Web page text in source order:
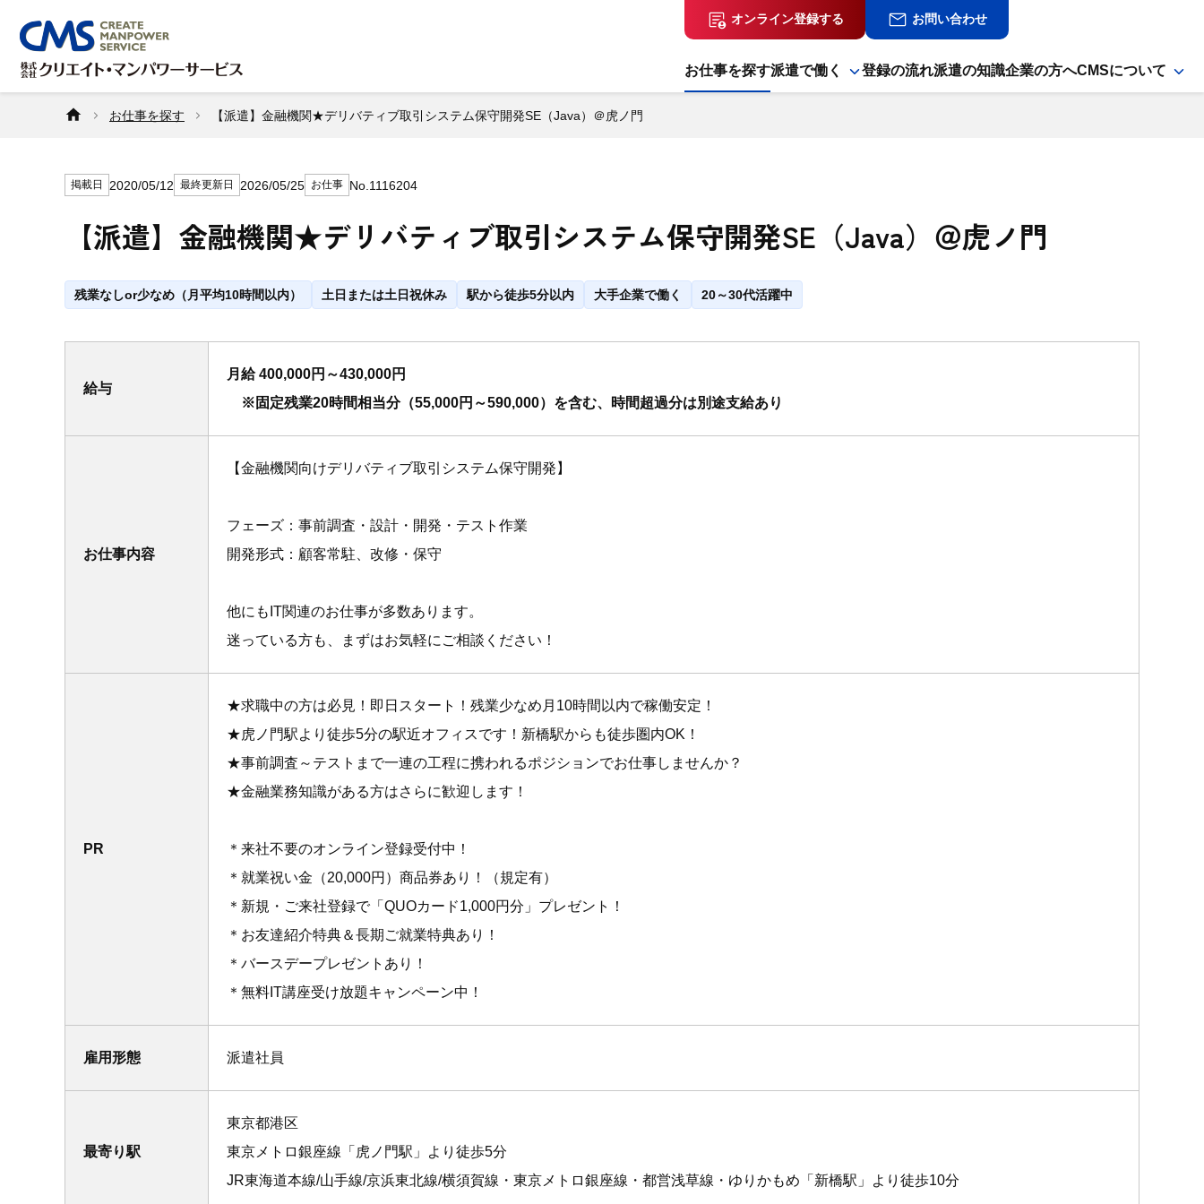
オンライン登録する お問い合わせ
お仕事を探す派遣で働く 登録の流れ派遣の知識企業の方へCMSについて
お仕事を探す 【派遣】金融機関★デリバティブ取引システム保守開発SE（Java）＠虎ノ門
掲載日 2020/05/12 最終更新日 2026/05/25 お仕事 No.1116204
【派遣】金融機関★デリバティブ取引システム保守開発SE（Java）＠虎ノ門
残業なしor少なめ（月平均10時間以内） 土日または土日祝休み 駅から徒歩5分以内 大手企業で働く 20～30代活躍中
給与
月給 400,000円～430,000円
※固定残業20時間相当分（55,000円～590,000）を含む、時間超過分は別途支給あり
お仕事内容
【金融機関向けデリバティブ取引システム保守開発】
フェーズ：事前調査・設計・開発・テスト作業
開発形式：顧客常駐、改修・保守
他にもIT関連のお仕事が多数あります。
迷っている方も、まずはお気軽にご相談ください！
PR
★求職中の方は必見！即日スタート！残業少なめ月10時間以内で稼働安定！
★虎ノ門駅より徒歩5分の駅近オフィスです！新橋駅からも徒歩圏内OK！
★事前調査～テストまで一連の工程に携われるポジションでお仕事しませんか？
★金融業務知識がある方はさらに歓迎します！
＊来社不要のオンライン登録受付中！
＊就業祝い金（20,000円）商品券あり！（規定有）
＊新規・ご来社登録で「QUOカード1,000円分」プレゼント！
＊お友達紹介特典＆長期ご就業特典あり！
＊バースデープレゼントあり！
＊無料IT講座受け放題キャンペーン中！
雇用形態 派遣社員
最寄り駅
東京都港区
東京メトロ銀座線「虎ノ門駅」より徒歩5分
JR東海道本線/山手線/京浜東北線/横須賀線・東京メトロ銀座線・都営浅草線・ゆりかもめ「新橋駅」より徒歩10分